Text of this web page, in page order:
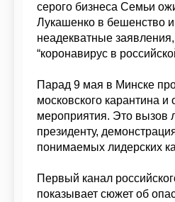
серого бизнеса Семьи
Лукашенко в бешенство
неадекватные
“коронавирус в
Парад 9 мая в Минске
московского карантина и
мероприятия. Это вызов
президенту,
понимаемых лидерских
Первый канал
показывает сюжет об